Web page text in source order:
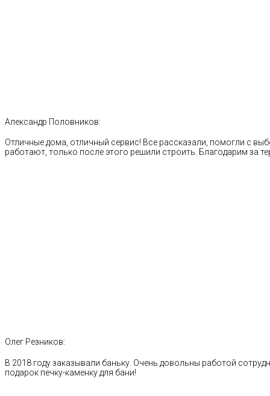
Александр Половников:
Отличные дома, отличный сервис! Все рассказали, помогли с
работают, только после этого решили строить. Благодарим за
Олег Резников:
В 2018 году заказывали баньку. Очень довольны работой
подарок печку-каменку для бани!